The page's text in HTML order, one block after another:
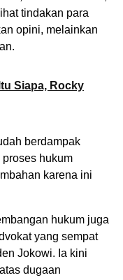
tindakan para
opini, melainkan
Siapa, Rocky
berdampak
hukum
karena ini
hukum juga
yang sempat
Jokowi. Ia kini
dugaan